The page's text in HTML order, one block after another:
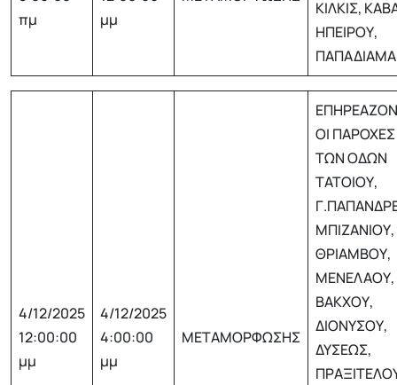
πμ
μμ
ΚΙΛΚΙΣ,
ΗΠΕΙΡΟΥ,
4/12/2025
12:00:00
μμ
4/12/2025
4:00:00
μμ
ΜΕΤΑΜΟΡΦΩΣΗΣ
ΟΙ ΠΑΡΟΧΕΣ
ΤΩΝ ΟΔΩΝ
ΤΑΤΟΙΟΥ,
ΜΠΙΖΑΝΙΟΥ,
ΘΡΙΑΜΒΟΥ,
ΜΕΝΕΛΑΟΥ,
ΒΑΚΧΟΥ,
ΔΙΟΝΥΣΟΥ,
ΔΥΣΕΩΣ,